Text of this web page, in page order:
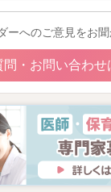
ーへのご意見をお
問・お問い合わせ